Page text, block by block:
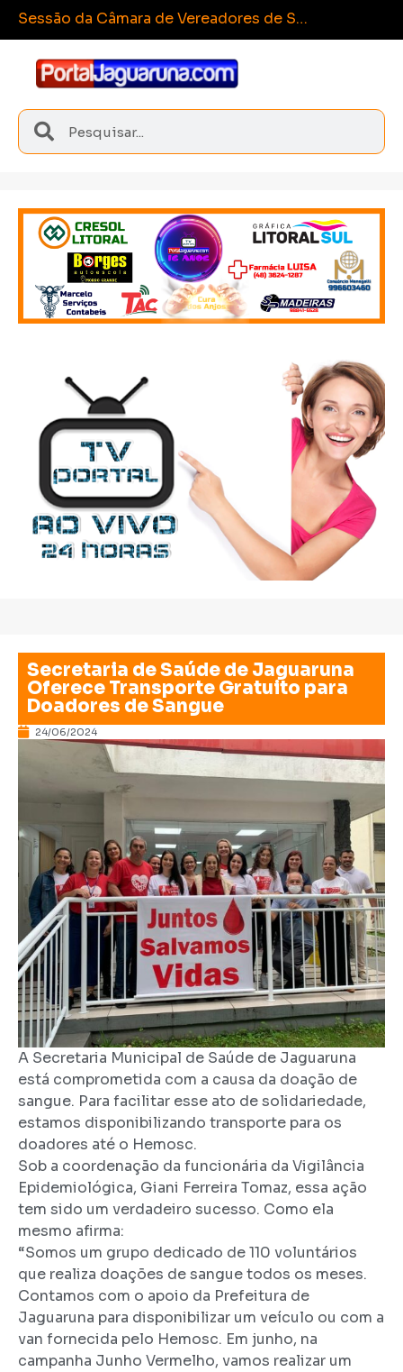
Esporte e Sangão conquista medalhas inéditas nos Joguinhos Abertos de Santa Catarina
Secretaria de Saúde de Jaguaruna
Oferece Transporte Gratuito para
Doadores de Sangue
24/06/2024
A Secretaria Municipal de Saúde de Jaguaruna
está comprometida com a causa da doação de
sangue. Para facilitar esse ato de solidariedade,
estamos disponibilizando transporte para os
doadores até o Hemosc.
Sob a coordenação da funcionária da Vigilância
Epidemiológica, Giani Ferreira Tomaz, essa ação
tem sido um verdadeiro sucesso. Como ela
mesmo afirma:
“Somos um grupo dedicado de 110 voluntários
que realiza doações de sangue todos os meses.
Contamos com o apoio da Prefeitura de
Jaguaruna para disponibilizar um veículo ou com a
van fornecida pelo Hemosc. Em junho, na
campanha Junho Vermelho, vamos realizar um